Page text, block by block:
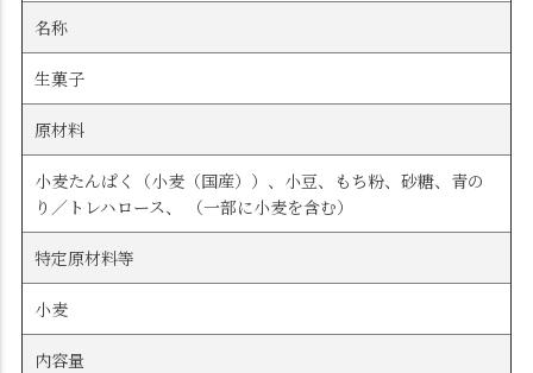
名称
生菓子
原材料
小麦たんぱく（小麦（国産））、小豆、もち粉、砂糖、青の
り／トレハロース、 （一部に小麦を含む）
特定原材料等
小麦
内容量